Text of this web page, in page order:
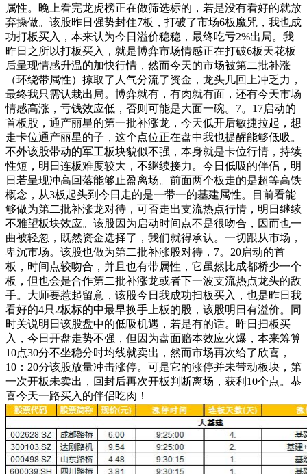
属性。晚上看完龙虎榜正在做筛选标的，若是没有看好的就放
弃操做。该股昨日强势封住7板，打破了市场6板魔咒，我也成
功打板买入，本来认为今日溢价稳稳，最终吃亏2%出局。我
昨日之所以打板买入，就是博弈市场情感正在打破6板天花板
后呈现情感升温的加快行情，然而今天的市场被第二批补涨
（环绕带属性）掠取了人气分流了资金，龙头几回上冲乏力，
最终我只需认栽出局。博弈就有，有肉就有面，还有今天市场
情感高涨，亏钱效应低，否则可能是大面一碗。7。17启动的
首板股，通产丽星的第一批补涨龙，今天低开后敏捷拉起，想
走卡位通产丽星的子，这个点位正在盘中我也提醒能够低吸。
不外该股带动的军工板块貌似不强，本身就是卡位行情，持续
性短，明日连板难度较大，不继续接力。今日低吸的伴侣，明
日若呈现冲高回落能够止盈离场。前面两个板走的是超等高铁
概念，从3板起头到今日走的是一带一的基建属性。目前看能
够做为第二批补涨龙对待，可否走出支流热点行情，明日继续
不雅望板块效应。该股因为启动时间点不是很吻合，因而也一
曲被轻忽，既然资金选择了，我们就得承认。一切跟从市场，
卑沉市场。该股也做为第二批补涨股对待，7。20启动的首
板，时间点较吻合，并且也有带属性，它虽然比成都桥少一个
板，但也会是合作第二批补涨龙或者下一波支流热点龙头的敌
手。大师要惹起留意，该股今日我成功扫板买入，也是昨日我
看好的4只2板标的中最早换手上板的股，该股明日有溢价。同
时关说明日该股盘中的低吸机遇，若是有的话。昨日扫板买
入，今日开盘走势不强，但因为盘面赔本效应火爆，本来筹算
10点30分不坐稳分时均线就卖出，然而市场再次给了欣喜，
10：20分该股放量冲击涨停。可是它的涨停并未带动板块，第
一次开板未卖出，回封后再次开板判断离场，获利10个点。恭
喜今天一路买入的伴侣吃肉！